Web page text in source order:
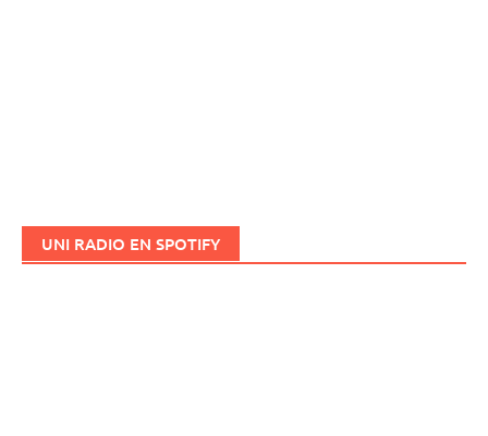
UNI RADIO EN SPOTIFY